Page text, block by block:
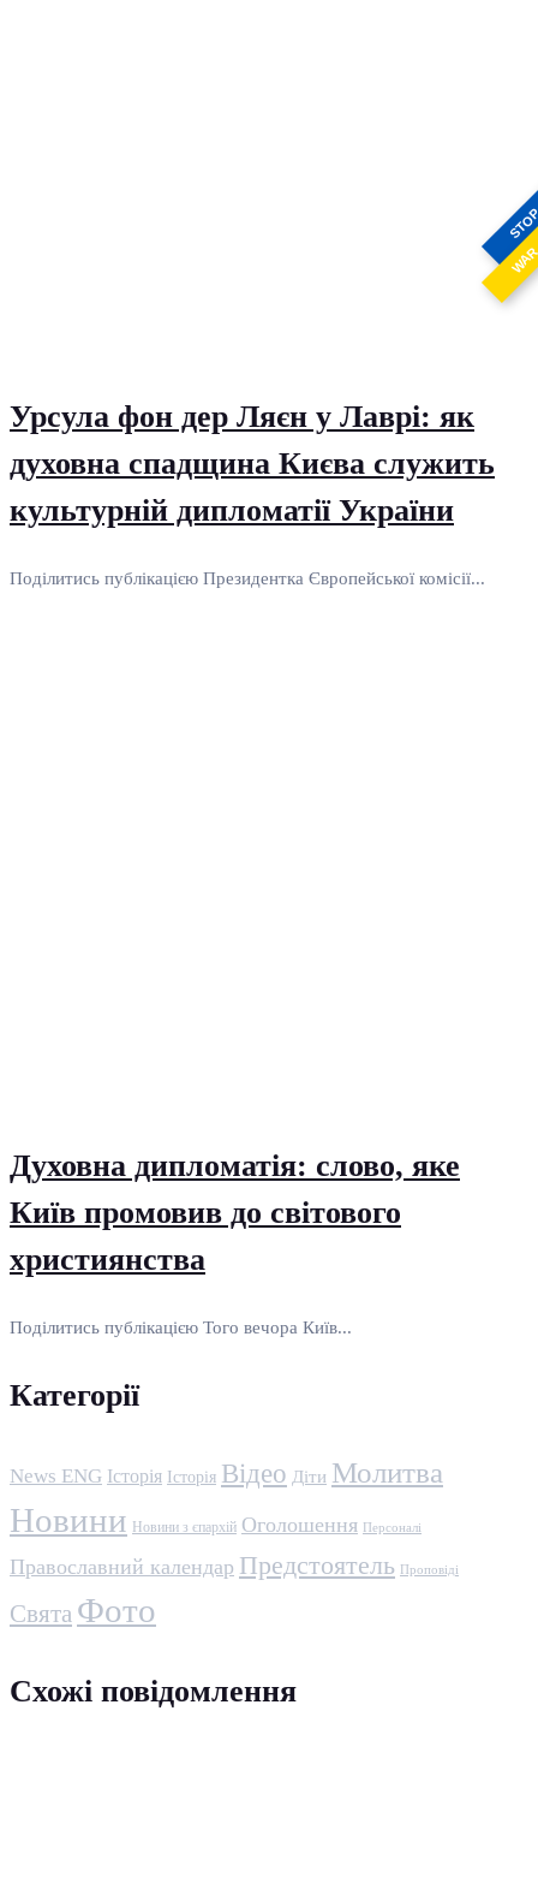
Урсула фон дер Ляєн у Лаврі: як
духовна спадщина Києва служить
культурній дипломатії України
Поділитись публікацією Президентка Європейської комісії...
Духовна дипломатія: слово, яке
Київ промовив до світового
християнства
Поділитись публікацією Того вечора Київ...
Категорії
News ENG Історія Історія Відео Діти Молитва
Новини Новини з єпархій Оголошення Персоналі
Православний календар Предстоятель Проповіді
Свята Фото
Схожі повідомлення